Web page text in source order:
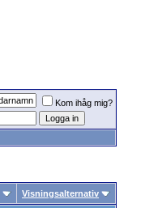
Kom ihåg mig?
Visningsalternativ